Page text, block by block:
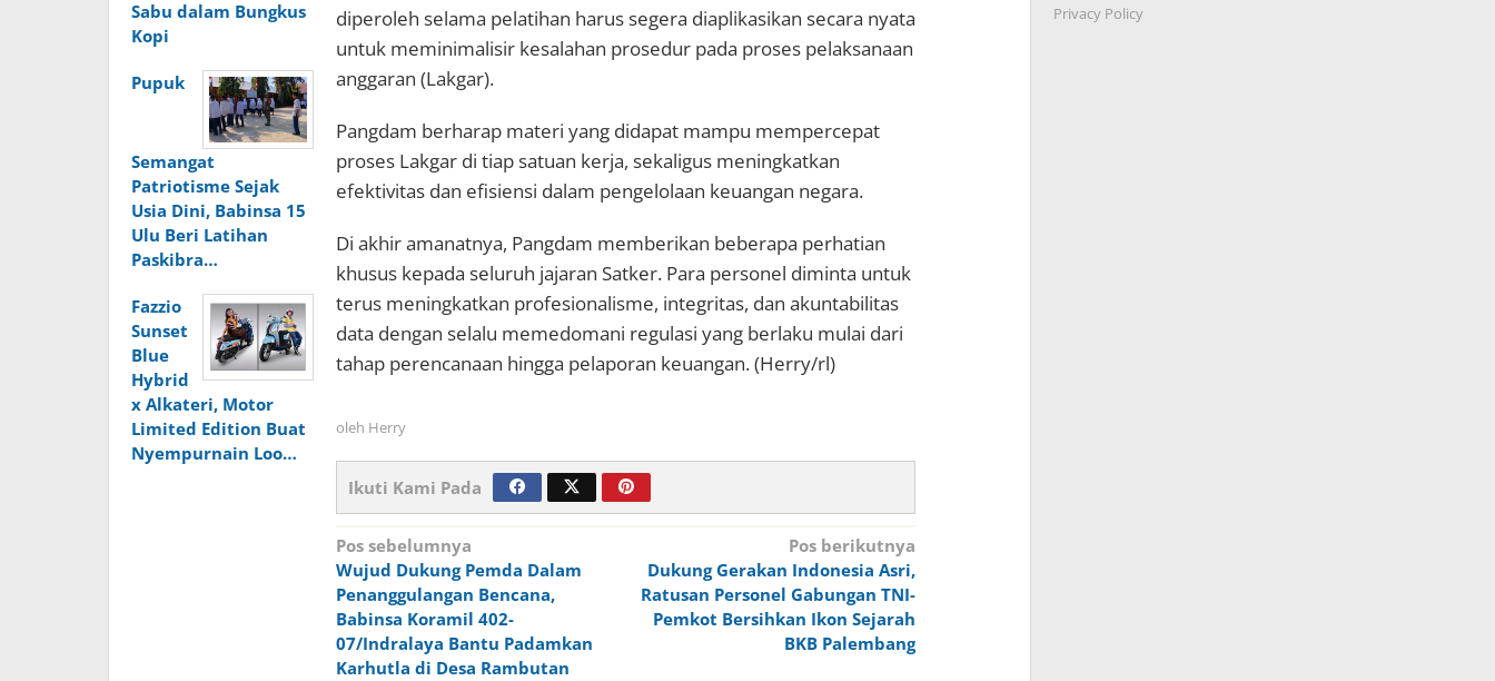
Sabu dalam Bungkus
Kopi
Pupuk
Semangat
Patriotisme Sejak
Usia Dini, Babinsa 15
Ulu Beri Latihan
Paskibra…
Fazzio
Sunset
Blue
Hybrid
x Alkateri, Motor
Limited Edition Buat
Nyempurnain Loo…
diperoleh selama pelatihan harus segera diaplikasikan secara nyata
untuk meminimalisir kesalahan prosedur pada proses pelaksanaan
anggaran (Lakgar).
Pangdam berharap materi yang didapat mampu mempercepat
proses Lakgar di tiap satuan kerja, sekaligus meningkatkan
efektivitas dan efisiensi dalam pengelolaan keuangan negara.
​Di akhir amanatnya, Pangdam memberikan beberapa perhatian
khusus kepada seluruh jajaran Satker. Para personel diminta untuk
terus meningkatkan profesionalisme, integritas, dan akuntabilitas
data dengan selalu memedomani regulasi yang berlaku mulai dari
tahap perencanaan hingga pelaporan keuangan. (Herry/rl)
oleh Herry
Ikuti Kami Pada
Navigasi
pos
Pos sebelumnya
Wujud Dukung Pemda Dalam
Penanggulangan Bencana,
Babinsa Koramil 402-
07/Indralaya Bantu Padamkan
Karhutla di Desa Rambutan
Pos berikutnya
Dukung Gerakan Indonesia Asri,
Ratusan Personel Gabungan TNI-
Pemkot Bersihkan Ikon Sejarah
BKB Palembang
Privacy Policy